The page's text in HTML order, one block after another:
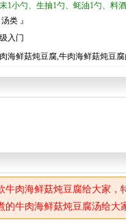
1小勺、生抽1勺、蚝油1勺、料
类 』
入门
海鲜菇炖豆腐,牛肉海鲜菇炖豆
肉海鲜菇炖豆腐给大家
牛肉海鲜菇炖豆腐汤给大